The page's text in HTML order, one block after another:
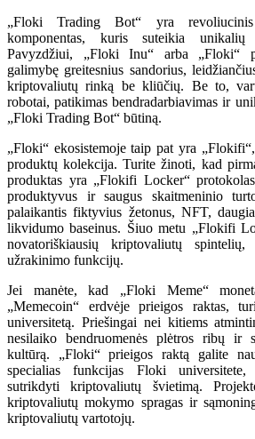
„Floki Trading Bot“ yra revoliucinis
komponentas, kuris suteikia unikalių
Pavyzdžiui, „Floki Inu“ arba „Floki“
galimybę greitesnius sandorius,
kriptovaliutų rinką be kliūčių. Be to,
robotai, patikimas bendradarbiavimas ir
„Floki Trading Bot“ būtiną.
„Floki“ ekosistemoje taip pat yra
produktų kolekcija. Turite žinoti, kad
produktas yra „Flokifi Locker“
produktyvus ir saugus skaitmeninio
palaikantis fiktyvius žetonus, NFT,
likvidumo baseinus. Šiuo metu „Flokifi
novatoriškiausių kriptovaliutų
užrakinimo funkcijų.
Jei manėte, kad „Floki Meme“
„Memecoin“ erdvėje prieigos raktas,
universitetą. Priešingai nei kitiems
nesilaiko bendruomenės plėtros ribų ir
kultūrą. „Floki“ prieigos raktą galite
specialias funkcijas Floki universitete,
sutrikdyti kriptovaliutų švietimą.
kriptovaliutų mokymo spragas ir
kriptovaliutų vartotojų.